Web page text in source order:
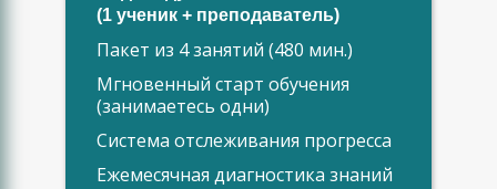
(1 ученик + преподаватель)
Пакет из 4 занятий (480 мин.)
Мгновенный старт обучения
(занимаетесь одни)
Система отслеживания прогресса
Ежемесячная диагностика знаний